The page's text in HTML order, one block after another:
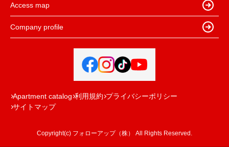
Access map
Company profile
Apartment catalog 利用規約 プライバシーポリシー
サイトマップ
Copyright(c) フォローアップ（株） All Rights Reserved.